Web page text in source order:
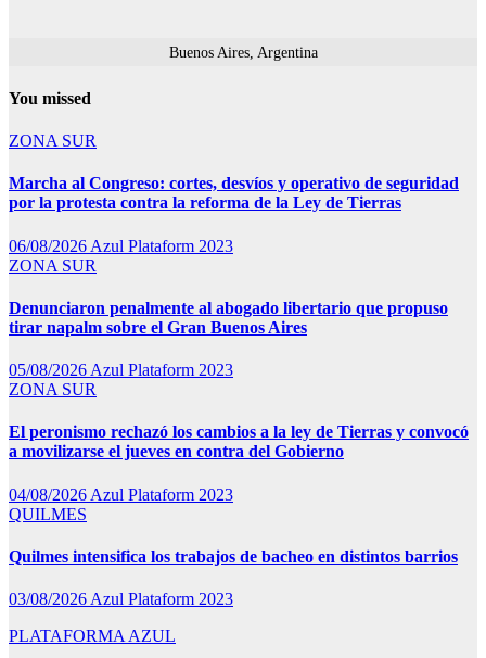
Buenos Aires, Argentina
You missed
ZONA SUR
Marcha al Congreso: cortes, desvíos y operativo de seguridad
por la protesta contra la reforma de la Ley de Tierras
06/08/2026 Azul Plataform 2023
ZONA SUR
Denunciaron penalmente al abogado libertario que propuso
tirar napalm sobre el Gran Buenos Aires
05/08/2026 Azul Plataform 2023
ZONA SUR
El peronismo rechazó los cambios a la ley de Tierras y convocó
a movilizarse el jueves en contra del Gobierno
04/08/2026 Azul Plataform 2023
QUILMES
Quilmes intensifica los trabajos de bacheo en distintos barrios
03/08/2026 Azul Plataform 2023
PLATAFORMA AZUL